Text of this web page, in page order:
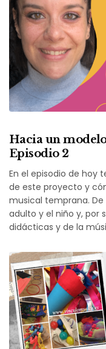
Hacia un
Episodio 2
En el episodio de hoy
de este proyecto y
musical temprana.
adulto y el niño y, por
didácticas y de la